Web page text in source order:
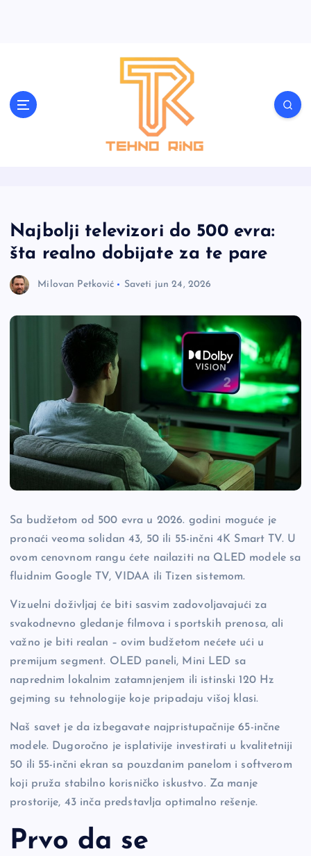
Tehnološki saveti, vodiči i novosti
Najbolji televizori do 500 evra:
šta realno dobijate za te pare
Milovan Petković Saveti jun 24, 2026
Sa budžetom od 500 evra u 2026. godini moguće je
pronaći veoma solidan 43, 50 ili 55-inčni 4K Smart TV. U
ovom cenovnom rangu ćete nailaziti na QLED modele sa
fluidnim Google TV, VIDAA ili Tizen sistemom.
Vizuelni doživljaj će biti sasvim zadovoljavajući za
svakodnevno gledanje filmova i sportskih prenosa, ali
važno je biti realan – ovim budžetom nećete ući u
premijum segment. OLED paneli, Mini LED sa
naprednim lokalnim zatamnjenjem ili istinski 120 Hz
gejming su tehnologije koje pripadaju višoj klasi.
Naš savet je da izbegavate najpristupačnije 65-inčne
modele. Dugoročno je isplativije investirati u kvalitetniji
50 ili 55-inčni ekran sa pouzdanim panelom i softverom
koji pruža stabilno korisničko iskustvo. Za manje
prostorije, 43 inča predstavlja optimalno rešenje.
Prvo da se